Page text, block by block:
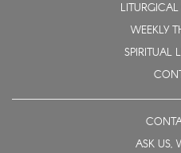
WEEKLY
SPIRITUAL
ASK US,